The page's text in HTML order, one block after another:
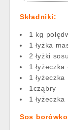
Składniki:
1 kg
1 łyżka
2 łyżki
1
1 łyżeczka
1cząbry
1
Sos